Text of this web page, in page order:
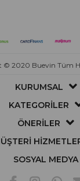
2020 Buevin Tüm
KURUMSAL
KATEGORİLER
ÖNERİLER
SOSYAL MEDYA